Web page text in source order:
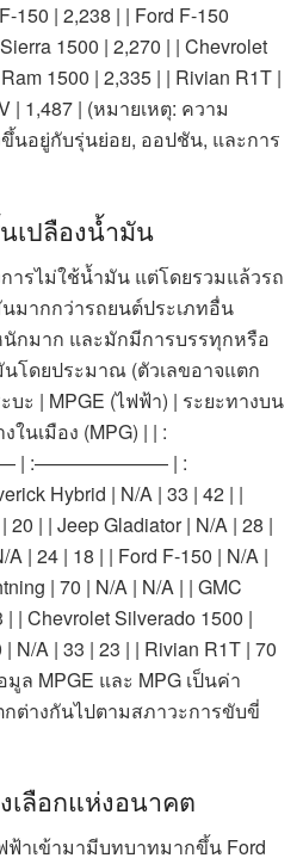
150 | 2,238 | | Ford F-150
1500 | 2,270 | | Chevrolet
1500 | 2,335 | | Rivian R1T |
| 1,487 | (หมายเหตุ: ความ
นอยู่กับรุ่นย่อย, ออปชัน, และการ
เปลืองน้ำมัน
ารไม่ใช้น้ำมัน แต่โดยรวมแล้วรถ
มากกว่ารถยนต์ประเภทอื่น
กมาก และมักมีการบรรทุกหรือ
โดยประมาณ (ตัวเลขอาจแตก
บะ | MPGE (ไฟฟ้า) | ระยะทางบน
ในเมือง (MPG) | | :
| :——————— | :
Hybrid | N/A | 33 | 42 | |
20 | | Jeep Gladiator | N/A | 28 |
| 24 | 18 | | Ford F-150 | N/A |
| 70 | N/A | N/A | | GMC
| Chevrolet Silverado 1500 |
N/A | 33 | 23 | | Rivian R1T | 70
ล MPGE และ MPG เป็นค่า
ต่างกันไปตามสภาวะการขับขี่
เลือกแห่งอนาคต
ฟ้าเข้ามามีบทบาทมากขึ้น Ford